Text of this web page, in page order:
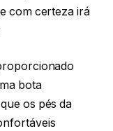
com certeza irá
bota
os pés da